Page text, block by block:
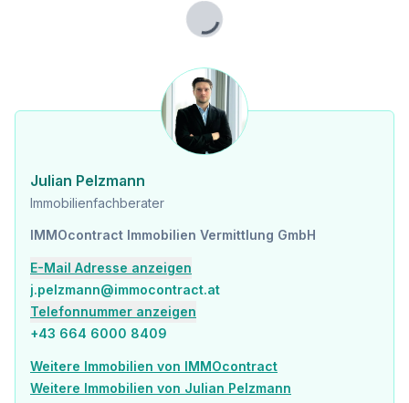
Lade...
Julian Pelzmann
Immobilienfachberater
IMMOcontract Immobilien Vermittlung GmbH
E-Mail Adresse anzeigen
j.pelzmann@immocontract.at
Telefonnummer anzeigen
+43 664 6000 8409
Weitere Immobilien von IMMOcontract
Weitere Immobilien von Julian Pelzmann